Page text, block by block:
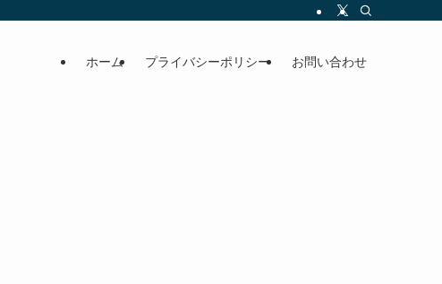
ホーム プライバシーポリシー お問い合わせ